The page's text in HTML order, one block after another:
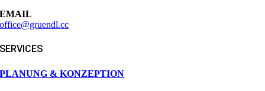
EMAIL
office@gruendl.cc
SERVICES
PLANUNG & KONZEPTION